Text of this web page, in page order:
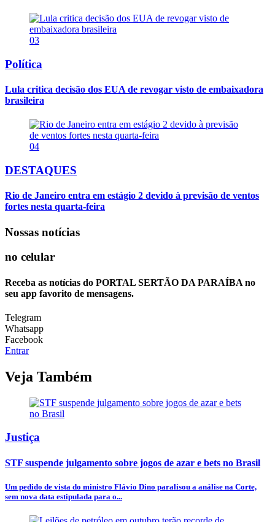
03
Política
Lula critica decisão dos EUA de revogar visto de embaixadora
brasileira
04
DESTAQUES
Rio de Janeiro entra em estágio 2 devido à previsão de ventos
fortes nesta quarta-feira
Nossas notícias
no celular
Receba as notícias do PORTAL SERTÃO DA PARAÍBA no
seu app favorito de mensagens.
Telegram
Whatsapp
Facebook
Entrar
Veja Também
Justiça
STF suspende julgamento sobre jogos de azar e bets no Brasil
Um pedido de vista do ministro Flávio Dino paralisou a análise na Corte,
sem nova data estipulada para o...